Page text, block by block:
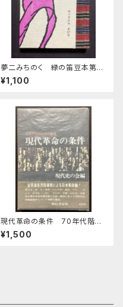
夢二みちのく 緑の笛豆本第3
7集第147集
¥1,100
現代革命の条件 70年代階級
闘争の展望
¥1,500